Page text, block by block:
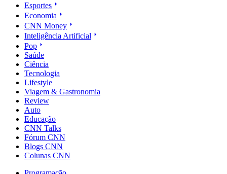
Esportes
Economia
CNN Money
Inteligência Artificial
Pop
Saúde
Ciência
Tecnologia
Lifestyle
Viagem & Gastronomia
Review
Auto
Educação
CNN Talks
Fórum CNN
Blogs CNN
Colunas CNN